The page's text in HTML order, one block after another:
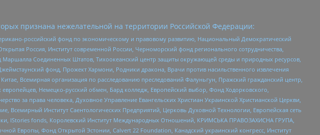
признана нежелательной на территории Российской Федерации:
российский фонд по экономическому и правовому развитию, Национальный Демократический
Россия, Институт современной России, Черноморский фонд регионального сотрудничества,
Соединенных Штатов, Тихоокеанский центр защиты окружающей среды и природных ресурсов,
фонд, Прожект Хармони, Родники дракона, Врачи против насильственного извлечения
Всемирная организация по расследованию преследований Фалуньгун, Пражский гражданский центр,
Немецко-русский обмен, Бард колледж, Европейский выбор, Фонд Ходорковского,
за права человека, Духовное Управление Евангельских Христиан Украинской Христианской Церкви,
Институт Саентологических Предприятий, Церковь Духовной Технологии, Европейская сеть
IStories fonds, Королевский Институт Международных Отношений, КРИМСЬКА ПРАВОЗАХИСНА ГРУПА,
Европы, Фонд Открытой Эстонии, Calvert 22 Foundation, Канадский украинский конгресс, Институт